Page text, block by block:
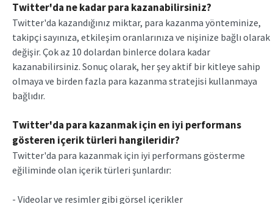
Twitter'da ne kadar para kazanabilirsiniz?
Twitter'da kazandığınız miktar, para kazanma yönteminize,
takipçi sayınıza, etkileşim oranlarınıza ve nişinize bağlı olarak
değişir. Çok az 10 dolardan binlerce dolara kadar
kazanabilirsiniz. Sonuç olarak, her şey aktif bir kitleye sahip
olmaya ve birden fazla para kazanma stratejisi kullanmaya
bağlıdır.
Twitter'da para kazanmak için en iyi performans
gösteren içerik türleri hangileridir?
Twitter'da para kazanmak için iyi performans gösterme
eğiliminde olan içerik türleri şunlardır:
- Videolar ve resimler gibi görsel içerikler